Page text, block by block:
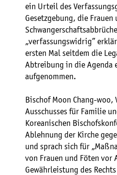
ein Urteil des
Gesetzgebung, die Frauen
„verfassungswidrig”
ersten Mal seitdem die
Abtreibung in die Agenda
aufgenommen.
Bischof Moon Chang-woo,
Ausschusses für Familie
Koreanischen
Ablehnung der Kirche
und sprach sich für
von Frauen und Föten vor
Gewährleistung des